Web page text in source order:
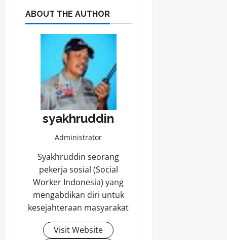
ABOUT THE AUTHOR
syakhruddin
Administrator
Syakhruddin seorang
pekerja sosial (Social
Worker Indonesia) yang
mengabdikan diri untuk
kesejahteraan masyarakat
Visit Website